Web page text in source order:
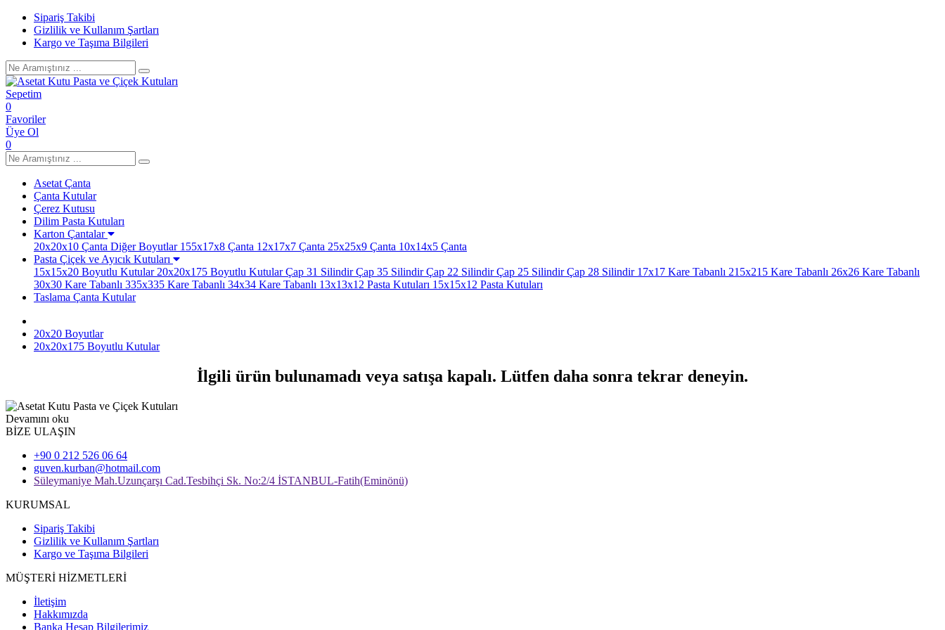
Sipariş Takibi
Gizlilik ve Kullanım Şartları
Kargo ve Taşıma Bilgileri
Sepetim
0
Favoriler
Üye Ol
0
Asetat Çanta
Çanta Kutular
Çerez Kutusu
Dilim Pasta Kutuları
Karton Çantalar
20x20x10 Çanta Diğer Boyutlar155x17x8 Çanta 12x17x7 Çanta 25x25x9 Çanta 10x14x5 Çanta
Pasta Çiçek ve Ayıcık Kutuları
15x15x20 Boyutlu Kutular20x20x175 Boyutlu KutularÇap 31 SilindirÇap 35 SilindirÇap 22 SilindirÇap 25 SilindirÇap 28 Silindir17x17 Kare Tabanlı 215x215 Kare Tabanlı 26x26 Kare Tabanlı
30x30 Kare Tabanlı 335x335 Kare Tabanlı 34x34 Kare Tabanlı 13x13x12 Pasta Kutuları 15x15x12 Pasta Kutuları
Taslama Çanta Kutular
20x20 Boyutlar
20x20x175 Boyutlu Kutular
İlgili ürün bulunamadı veya satışa kapalı. Lütfen daha sonra tekrar deneyin.
Devamını oku
BİZE ULAŞIN
+90 0 212 526 06 64
guven.kurban@hotmail.com
Süleymaniye Mah.Uzunçarşı Cad.Tesbihçi Sk. No:2/4 İSTANBUL-Fatih(Eminönü)
KURUMSAL
Sipariş Takibi
Gizlilik ve Kullanım Şartları
Kargo ve Taşıma Bilgileri
MÜŞTERİ HİZMETLERİ
İletişim
Hakkımızda
Banka Hesap Bilgilerimiz